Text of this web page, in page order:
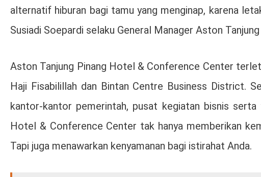
alternatif hiburan bagi tamu yang menginap, karena
Susiadi Soepardi selaku General Manager Aston
Aston Tanjung Pinang Hotel & Conference Center
Haji Fisabilillah dan Bintan Centre Business District.
kantor-kantor pemerintah, pusat kegiatan bisnis
Hotel & Conference Center tak hanya memberikan
Tapi juga menawarkan kenyamanan bagi istirahat Anda.